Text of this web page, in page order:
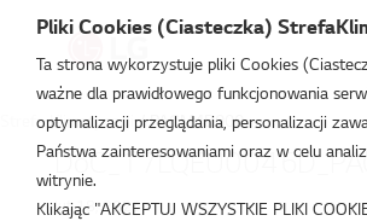
Strefa Klimatyzacji /PACM4B000
lut 18, 2026
Pliki Cookies (Ciasteczka)
Ta strona wykorzystuje pliki Cookies
ważne dla prawidłowego funkcjonowania
optymalizacji przeglądania, personalizacji
Państwa zainteresowaniami oraz w celu
witrynie.
Klikając "AKCEPTUJ WSZYSTKIE PLIKI